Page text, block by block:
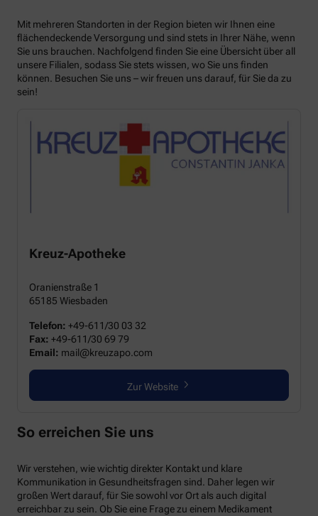
Mit mehreren Standorten in der Region bieten wir Ihnen eine
flächendeckende Versorgung und sind stets in Ihrer Nähe, wenn
Sie uns brauchen. Nachfolgend finden Sie eine Übersicht über all
unsere Filialen, sodass Sie stets wissen, wo Sie uns finden
können. Besuchen Sie uns – wir freuen uns darauf, für Sie da zu
sein!
Kreuz-Apotheke
Oranienstraße 1
65185 Wiesbaden
Telefon: +49-611/30 03 32
Fax: +49-611/30 69 79
Email: mail@kreuzapo.com
Zur Website
So erreichen Sie uns
Wir verstehen, wie wichtig direkter Kontakt und klare
Kommunikation in Gesundheitsfragen sind. Daher legen wir
großen Wert darauf, für Sie sowohl vor Ort als auch digital
erreichbar zu sein. Ob Sie eine Frage zu einem Medikament